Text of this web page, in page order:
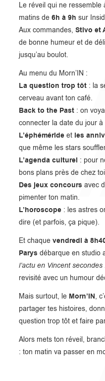
Le réveil qui ne ressemble
matins de6h à 9h sur
Aux commandes,Stivo et
de bonne humeur et de
jusqu’au boulot.
Au menu du Morn’IN :
La question trop tôt : la
cerveau avant ton café.
Back to the Past : on
connecter la date du jour
L’éphéméride et les
que même les stars
L’agenda culturel : pour
bons plans près de chez
Des jeux concours avec
pimenter ton matin.
L’horoscope : les astres
dire (et parfois, ça pique).
Et chaquevendredi à
Parys débarque en studio
l’actu en Vincent secondes
revisité avec un humour
Mais surtout, le Morn’IN,
partager tes histoires,
question trop tôt et faire
Alors mets ton réveil,
: ton matin va passer en